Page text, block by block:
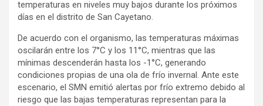
temperaturas en niveles muy bajos durante los próximos
días en el distrito de San Cayetano.
De acuerdo con el organismo, las temperaturas máximas
oscilarán entre los 7°C y los 11°C, mientras que las
mínimas descenderán hasta los -1°C, generando
condiciones propias de una ola de frío invernal. Ante este
escenario, el SMN emitió alertas por frío extremo debido al
riesgo que las bajas temperaturas representan para la